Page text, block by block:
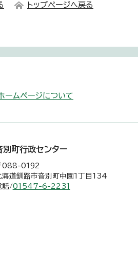
トップページへ戻る
ームページについて
別町行政センター
088-0192
海道釧路市音別町中園1丁目134
話/01547-6-2231